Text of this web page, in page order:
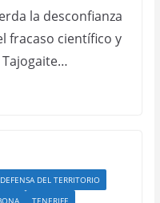
la desconfianza
fracaso científico y
DEFENSA DEL TERRITORIO
TENERIFE